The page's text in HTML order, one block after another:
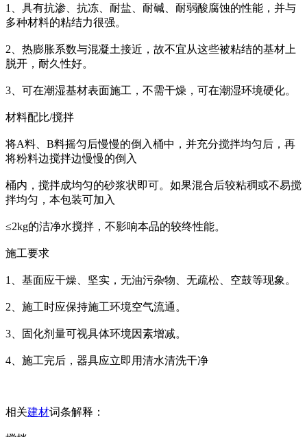
1、具有抗渗、抗冻、耐盐、耐碱、耐弱酸腐蚀的性能，并与
多种材料的粘结力很强。
2、热膨胀系数与混凝土接近，故不宜从这些被粘结的基材上
脱开，耐久性好。
3、可在潮湿基材表面施工，不需干燥，可在潮湿环境硬化。
材料配比/搅拌
将A料、B料摇匀后慢慢的倒入桶中，并充分搅拌均匀后，再
将粉料边搅拌边慢慢的倒入
桶内，搅拌成均匀的砂浆状即可。如果混合后较粘稠或不易搅
拌均匀，本包装可加入
≤2kg的洁净水搅拌，不影响本品的较终性能。
施工要求
1、基面应干燥、坚实，无油污杂物、无疏松、空鼓等现象。
2、施工时应保持施工环境空气流通。
3、固化剂量可视具体环境因素增减。
4、施工完后，器具应立即用清水清洗干净
相关建材词条解释：